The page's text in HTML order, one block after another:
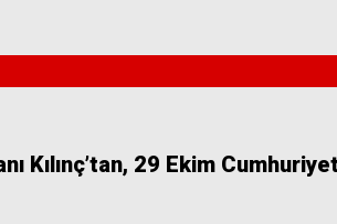
Kılınç’tan, 29 Ekim